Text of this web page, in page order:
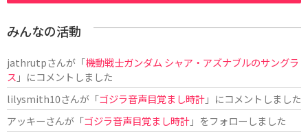
みんなの活動
jathrutpさんが「機動戦士ガンダム シャア・アズナブルのサングラ
ス 」にコメントしました
lilysmith10さんが「ゴジラ音声目覚まし時計」にコメントしました
アッキーさんが「ゴジラ音声目覚まし時計」をフォローしました